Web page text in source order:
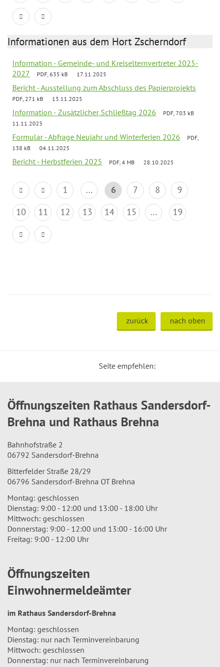
Informationen aus dem Hort Zscherndorf
Information - Gemeinde- und Kreiselternvertreter 2025-
2027
PDF, 635 kB 17.11.2025
Bericht - Ausstellung zum Abschluss des Papierprojekts
PDF, 271 kB 13.11.2025
Information - Zusätzlicher Schließtag 2026
PDF, 703 kB
11.11.2025
Formular - Abfrage Neujahr und Winterferien 2026
PDF,
138 kB
04.11.2025
Bericht - Herbstferien 2025 PDF, 4 MB 28.10.2025
1 ... 6 7 8
9
10
11 12 13 14 15 ... 19
zurück nach oben
Seite empfehlen:
Öffnungszeiten Rathaus Sandersdorf-
Brehna und Rathaus Brehna
Bahnhofstraße 2
06792 Sandersdorf-Brehna
Bitterfelder Straße 28/29
06796 Sandersdorf-Brehna OT Brehna
Montag: geschlossen
Dienstag: 9:00 - 12:00 und 13:00 - 18:00 Uhr
Mittwoch: geschlossen
Donnerstag: 9:00 - 12:00 und 13:00 - 16:00 Uhr
Freitag: 9:00 - 12:00 Uhr
Öffnungszeiten
Einwohnermeldeämter
im Rathaus Sandersdorf-Brehna
Montag: geschlossen
Dienstag: nur nach Terminvereinbarung
Mittwoch: geschlossen
Donnerstag: nur nach Terminvereinbarung